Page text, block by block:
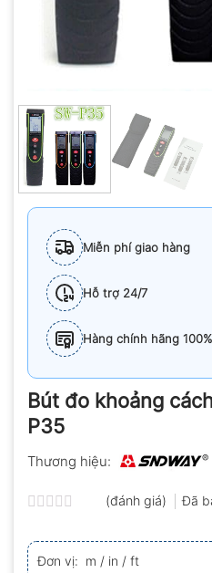
Miễn phí giao hàng
Hỗ trợ 24/7
Hàng chính hãng 100%
Bút đo khoảng
P35
Thương hiệu:
xếp
hạng
0.0
(đánh giá) Đã
Đơn vị: m / in / ft